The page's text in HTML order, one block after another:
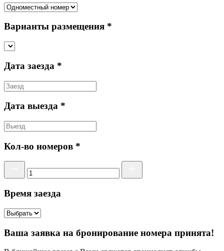
Варианты размещения *
Дата заезда *
Дата выезда *
Кол-во номеров *
Время заезда
Ваша заявка на бронирование номера принята!